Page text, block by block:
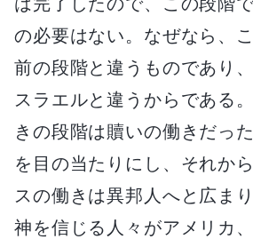
の必要はない。なぜなら、
前の段階と違うものであり
スラエルと違うからである
きの段階は贖いの働きだっ
を目の当たりにし、それか
スの働きは異邦人へと広ま
神を信じる人々がアメリカ